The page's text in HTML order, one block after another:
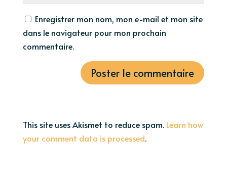
Enregistrer mon nom, mon e-mail et mon site
dans le navigateur pour mon prochain
commentaire.
This site uses Akismet to reduce spam. Learn how
your comment data is processed.